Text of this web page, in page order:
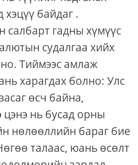
хэцүү байдаг .
салбарт гадны хүмүүс
судалгаа хийх
Тиймээс амлаж
харагдах болно: Улс
өсч байна,
нь бусад орны
нөлөөллийн бараг бие
талаас, юань өсөлт